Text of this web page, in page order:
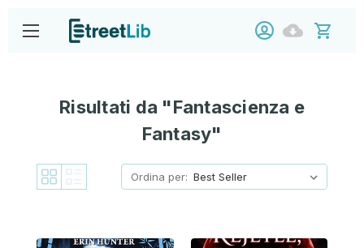
Risultati da "Fantascienza e
Fantasy"
Ordina per: